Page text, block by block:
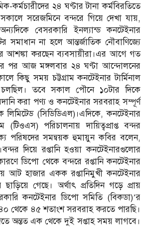
২৪ ঘণ্টার টানা কর্মবিরতিতে
সরেজমিনে বন্দরে গিয়ে দেখা যায়,
বেসরকারি ইনল্যান্ড কনটেইনার
না হলে আন্তর্জাতিক নৌবাণিজ্যে
আশঙ্কা করছেন ব্যবসায়ীরা।এর আগে গত
পর আজ মঙ্গলবার ২৪ ঘণ্টা আন্দোলনের
কিছু সময় চট্টগ্রাম কনটেইনার টার্মিনাল
চলছিল। তবে সকাল পৌনে ১০টার দিকে
করা পণ্য ও কনটেইনার সরবরাহ সম্পূর্ণ
লিমিটেড (সিডিডিএল)।এদিকে, কনটেইনার
(টিওএস) পরিচালনায় দায়িত্বপ্রাপ্ত বন্দর
পরিষদের সমন্বয়ক হুমায়ুন কবির বলেন,
দিয়ে রপ্তানি হওয়া কনটেইনারগুলোর
ডিপো থেকে বন্দরে রপ্তানি কনটেইনার
আট হাজার একক রপ্তানিমুখী কনটেইনার
গেছে। অর্থাৎ প্রতিদিন গড়ে প্রায়
কনটেইনার ডিপো সমিতি (বিকডা)’র
থেকে ৪৫ শতাংশ সরবরাহ করতে পারছি।
অন্তত এক থেকে দুই সপ্তাহ সময় লাগবে।​